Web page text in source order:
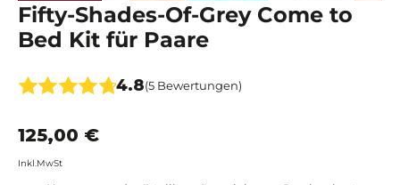
Fifty-Shades-Of-Grey Come to
Bed Kit für Paare
4.8(5 Bewertungen)
125,00 €
Inkl.MwSt